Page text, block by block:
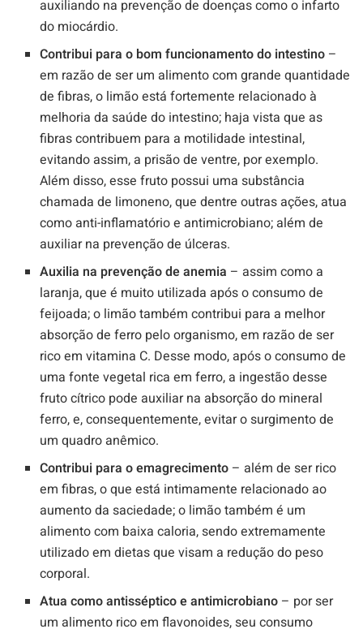
auxiliando na prevenção de doenças como o infarto
do miocárdio.
Contribui para o bom funcionamento do intestino –
em razão de ser um alimento com grande quantidade
de fibras, o limão está fortemente relacionado à
melhoria da saúde do intestino; haja vista que as
fibras contribuem para a motilidade intestinal,
evitando assim, a prisão de ventre, por exemplo.
Além disso, esse fruto possui uma substância
chamada de limoneno, que dentre outras ações, atua
como anti-inflamatório e antimicrobiano; além de
auxiliar na prevenção de úlceras.
Auxilia na prevenção de anemia – assim como a
laranja, que é muito utilizada após o consumo de
feijoada; o limão também contribui para a melhor
absorção de ferro pelo organismo, em razão de ser
rico em vitamina C. Desse modo, após o consumo de
uma fonte vegetal rica em ferro, a ingestão desse
fruto cítrico pode auxiliar na absorção do mineral
ferro, e, consequentemente, evitar o surgimento de
um quadro anêmico.
Contribui para o emagrecimento – além de ser rico
em fibras, o que está intimamente relacionado ao
aumento da saciedade; o limão também é um
alimento com baixa caloria, sendo extremamente
utilizado em dietas que visam a redução do peso
corporal.
Atua como antisséptico e antimicrobiano – por ser
um alimento rico em flavonoides, seu consumo